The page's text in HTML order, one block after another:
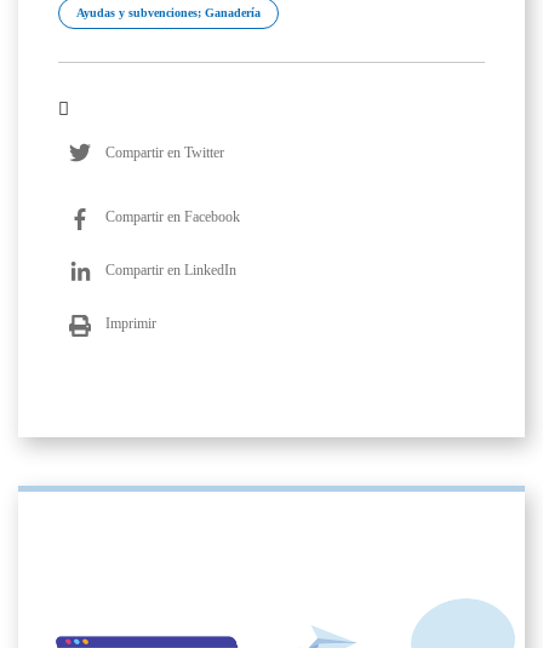
Ayudas y subvenciones; Ganadería
Compartir en Twitter
Compartir en Facebook
Compartir en LinkedIn
Imprimir